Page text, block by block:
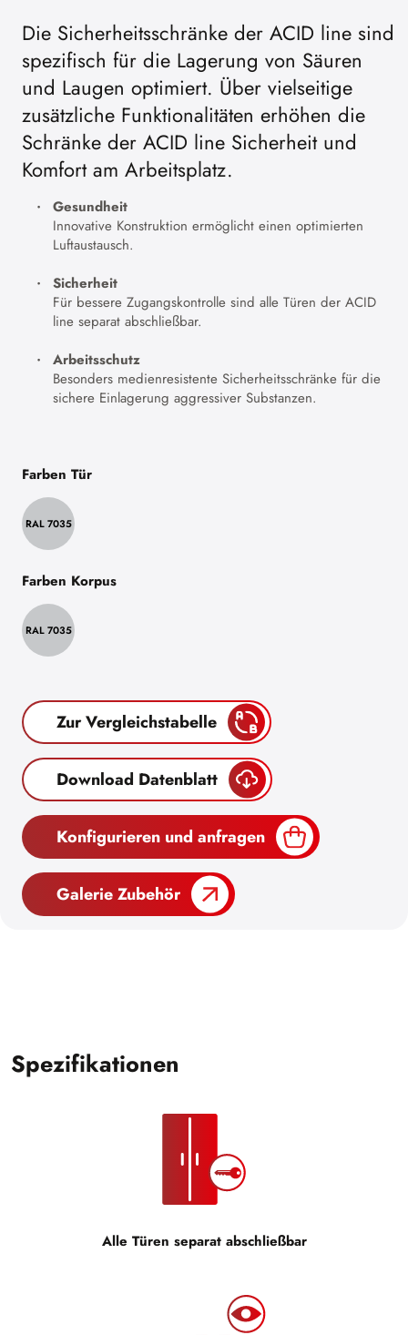
Die Sicherheitsschränke der ACID line sind
spezifisch für die Lagerung von Säuren
und Laugen optimiert. Über vielseitige
zusätzliche Funktionalitäten erhöhen die
Schränke der ACID line Sicherheit und
Komfort am Arbeitsplatz.
Gesundheit
Innovative Konstruktion ermöglicht einen optimierten
Luftaustausch.
Sicherheit
Für bessere Zugangskontrolle sind alle Türen der ACID
line separat abschließbar.
Arbeitsschutz
Besonders medienresistente Sicherheitsschränke für die
sichere Einlagerung aggressiver Substanzen.
Farben Tür
RAL 7035
Farben Korpus
RAL 7035
Zur Vergleichstabelle
Download Datenblatt
Konfigurieren und anfragen
Galerie Zubehör
Spezifikationen
Alle Türen separat abschließbar